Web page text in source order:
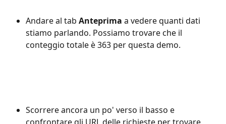
Andare al tab Anteprima a vedere quanti dati
stiamo parlando. Possiamo trovare che il
conteggio totale è 363 per questa demo.
Scorrere ancora un po' verso il basso e